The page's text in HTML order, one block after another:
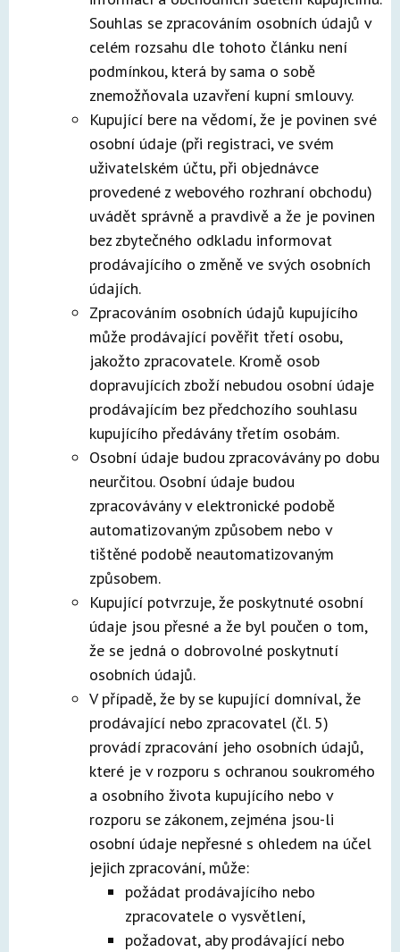
Souhlas se zpracováním osobních údajů v
celém rozsahu dle tohoto článku není
podmínkou, která by sama o sobě
znemožňovala uzavření kupní smlouvy.
Kupující bere na vědomí, že je povinen své
osobní údaje (při registraci, ve svém
uživatelském účtu, při objednávce
provedené z webového rozhraní obchodu)
uvádět správně a pravdivě a že je povinen
bez zbytečného odkladu informovat
prodávajícího o změně ve svých osobních
údajích.
Zpracováním osobních údajů kupujícího
může prodávající pověřit třetí osobu,
jakožto zpracovatele. Kromě osob
dopravujících zboží nebudou osobní údaje
prodávajícím bez předchozího souhlasu
kupujícího předávány třetím osobám.
Osobní údaje budou zpracovávány po dobu
neurčitou. Osobní údaje budou
zpracovávány v elektronické podobě
automatizovaným způsobem nebo v
tištěné podobě neautomatizovaným
způsobem.
Kupující potvrzuje, že poskytnuté osobní
údaje jsou přesné a že byl poučen o tom,
že se jedná o dobrovolné poskytnutí
osobních údajů.
V případě, že by se kupující domníval, že
prodávající nebo zpracovatel (čl. 5)
provádí zpracování jeho osobních údajů,
které je v rozporu s ochranou soukromého
a osobního života kupujícího nebo v
rozporu se zákonem, zejména jsou-li
osobní údaje nepřesné s ohledem na účel
jejich zpracování, může:
požádat prodávajícího nebo
zpracovatele o vysvětlení,
požadovat, aby prodávající nebo